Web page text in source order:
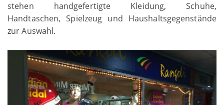
stehen handgefertigte Kleidung, Schuhe,
Handtaschen, Spielzeug und Haushaltsgegenstände
zur Auswahl.